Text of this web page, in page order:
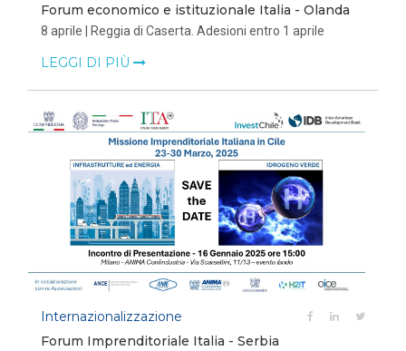
Forum economico e istituzionale Italia - Olanda
8 aprile | Reggia di Caserta. Adesioni entro 1 aprile
LEGGI DI PIÙ
Internazionalizzazione
Forum Imprenditoriale Italia - Serbia